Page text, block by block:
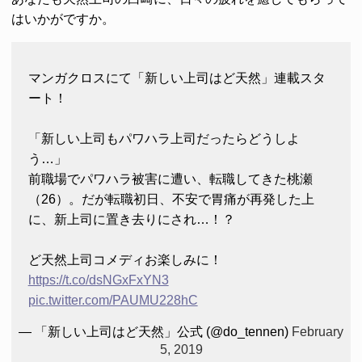
はいかがですか。
マンガクロスにて「新しい上司はど天然」連載スタ
ート！
「新しい上司もパワハラ上司だったらどうしよ
う…」
前職場でパワハラ被害に遭い、転職してきた桃瀬
（26）。だが転職初日、不安で胃痛が再発した上
に、新上司に置き去りにされ…！？
ど天然上司コメディお楽しみに！
https://t.co/dsNGxFxYN3
pic.twitter.com/PAUMU228hC
— 「新しい上司はど天然」公式 (@do_tennen) February
5, 2019